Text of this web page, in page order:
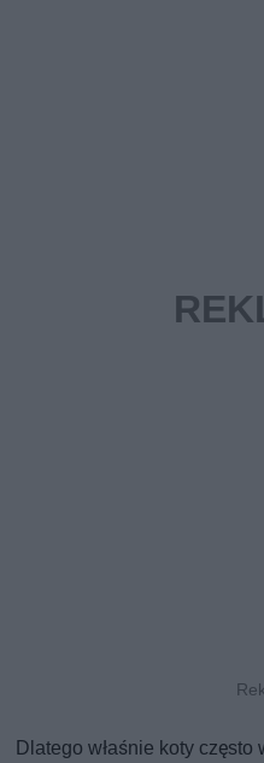
Dlatego właśnie koty